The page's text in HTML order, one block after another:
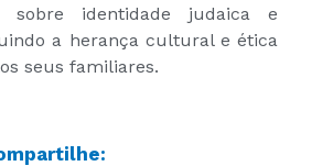
sobre identidade judaica e
a herança cultural e ética
seus familiares.